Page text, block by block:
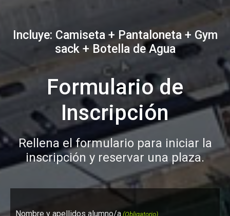
Incluye: Camiseta + Pantaloneta + Gym
sack + Botella de Agua
Formulario de
Inscripción
Rellena el formulario para iniciar la
inscripción y reservar una plaza.
Nombre y apellidos alumno/a (Obligatorio)